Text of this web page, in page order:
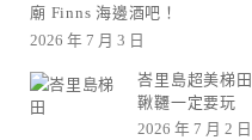
廟 Finns 海邊酒吧！
2026 年 7 月 3 日
峇里島超美梯
鞦韆一定要玩
2026 年 7 月 2 日